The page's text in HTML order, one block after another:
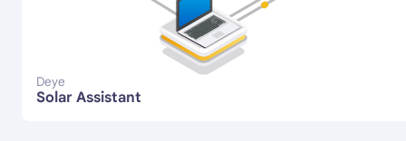
Deye
Solar Assistant